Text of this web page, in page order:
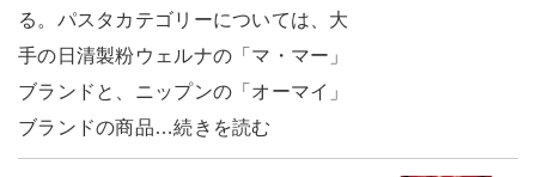
る。パスタカテゴリーについては、大
手の日清製粉ウェルナの「マ・マー」
ブランドと、ニップンの「オーマイ」
ブランドの商品…続きを読む